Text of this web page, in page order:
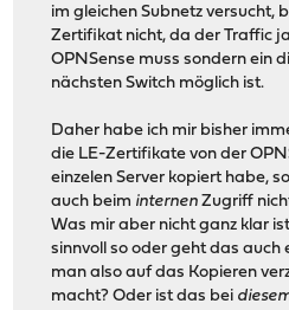
im gleichen Subnetz versucht,
Zertifikat nicht, da der Traffic
OPNSense muss sondern ein
nächsten Switch möglich ist.
Daher habe ich mir bisher
die LE-Zertifikate von der
einzelen Server kopiert habe,
auch beim internen Zugriff
Was mir aber nicht ganz klar
sinnvoll so oder geht das
man also auf das Kopieren
macht? Oder ist das bei